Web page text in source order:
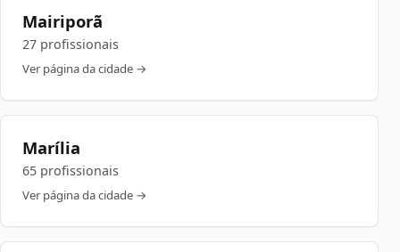
Mairiporã
27 profissionais
Ver página da cidade →
Marília
65 profissionais
Ver página da cidade →